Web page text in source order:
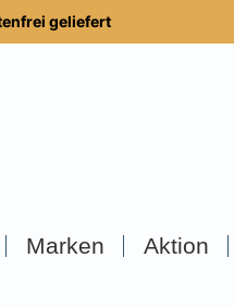
geliefert
Marken Aktion